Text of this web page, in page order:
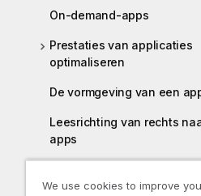
On-demand-apps
Prestaties van applicaties
optimaliseren
De vormgeving van een
Leesrichting van rechts
apps
maken
We use cookies to improve